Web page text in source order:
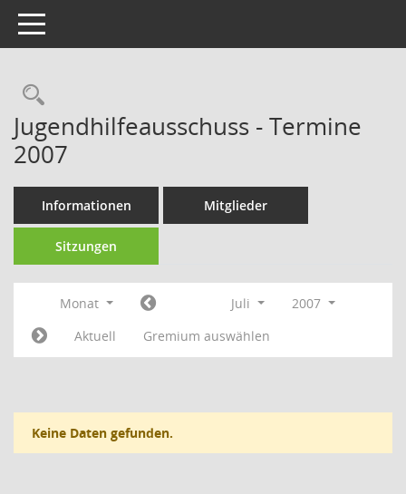
Toggle navigation
Rechercheauswahl
Jugendhilfeausschuss - Termine
2007
Informationen Mitglieder
Sitzungen
Monat Juli
2007
Aktuell
Gremium auswählen
Keine Daten gefunden.